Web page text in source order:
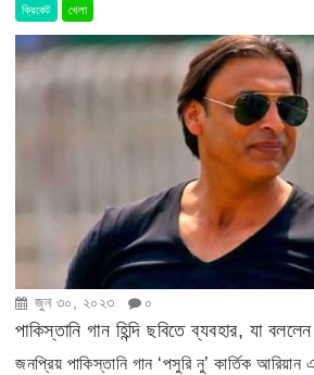
ক্রিকেট খেলা
জুন ৩০, ২০২৩ ০
পাকিস্তানি গান হিন্দি ছবিতে ব্যবহার, যা
জনপ্রিয় পাকিস্তানি গান ‘পসুরি নু’ কার্তিক আরিয়ান